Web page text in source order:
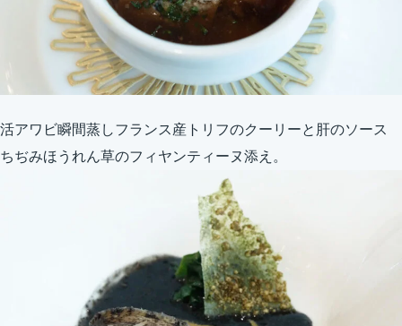
活アワビ瞬間蒸しフランス産トリフのクーリーと肝のソース
ちぢみほうれん草のフィヤンティーヌ添え。